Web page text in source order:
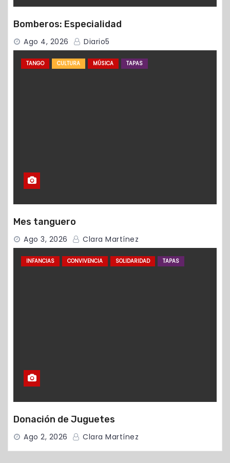
Bomberos: Especialidad
Ago 4, 2026 Diario5
TANGO CULTURA MÚSICA TAPAS
Mes tanguero
Ago 3, 2026 Clara Martínez
INFANCIAS CONVIVENCIA SOLIDARIDAD TAPAS
Donación de Juguetes
Ago 2, 2026 Clara Martínez